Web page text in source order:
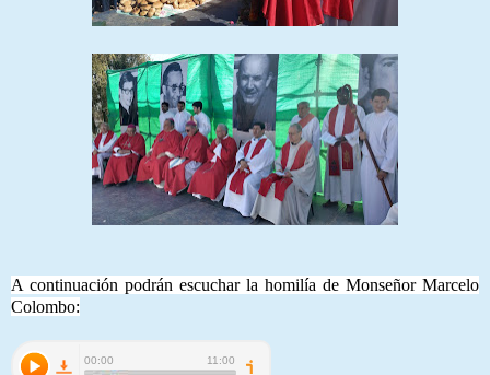
A continuación podrán escuchar la homilía de Monseñor Marcelo
Colombo: